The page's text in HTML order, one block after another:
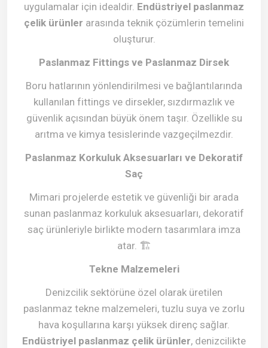
uygulamalar için idealdir. Endüstriyel paslanmaz
çelik ürünler arasında teknik çözümlerin temelini
oluşturur.
Paslanmaz Fittings ve Paslanmaz Dirsek
Boru hatlarının yönlendirilmesi ve bağlantılarında
kullanılan fittings ve dirsekler, sızdırmazlık ve
güvenlik açısından büyük önem taşır. Özellikle su
arıtma ve kimya tesislerinde vazgeçilmezdir.
Paslanmaz Korkuluk Aksesuarları ve Dekoratif
Saç
Mimari projelerde estetik ve güvenliği bir arada
sunan paslanmaz korkuluk aksesuarları, dekoratif
saç ürünleriyle birlikte modern tasarımlara imza
atar. 🏗️
Tekne Malzemeleri
Denizcilik sektörüne özel olarak üretilen
paslanmaz tekne malzemeleri, tuzlu suya ve zorlu
hava koşullarına karşı yüksek direnç sağlar.
Endüstriyel paslanmaz çelik ürünler, denizcilikte